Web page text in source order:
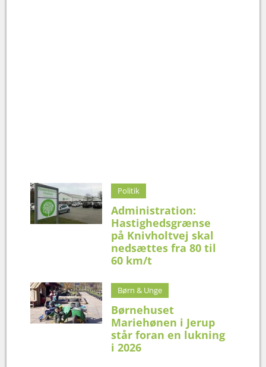
Politik
Administration:
Hastighedsgrænse
på Knivholtvej skal
nedsættes fra 80 til
60 km/t
Børn & Unge
Børnehuset
Mariehønen i Jerup
står foran en lukning
i 2026